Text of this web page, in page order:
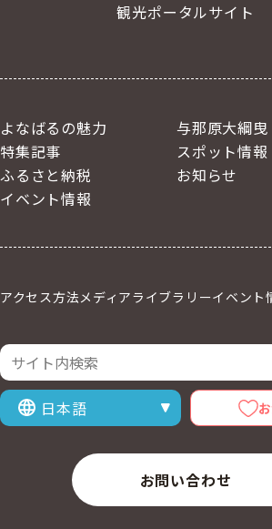
観光ポータルサイト
よなばるの魅力
与那原大綱曳
特集記事
スポット情報
ふるさと納税
お知らせ
イベント情報
アクセス方法メディアライブラリーイベント
サイト内検索
表示言語を選択
お問い合わせ